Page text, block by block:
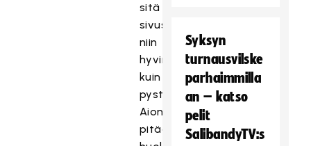
sitä
sivusta
niin
hyvin
kuin
pystyn.
Aion
pitää
Syksyn
turnausvilske
parhaimmilla
an – katso
pelit
SalibandyTV:s